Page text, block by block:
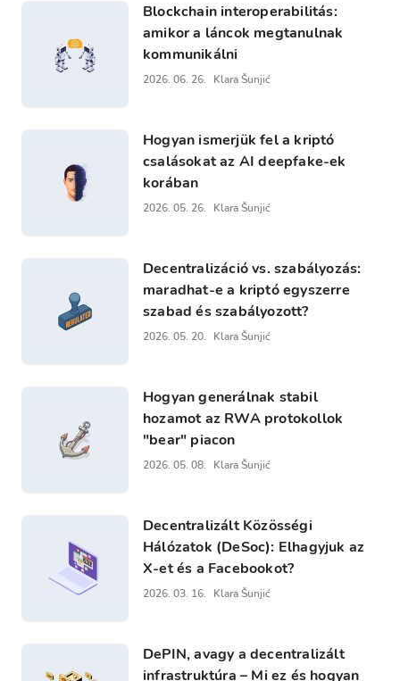
Blockchain interoperabilitás:
amikor a láncok megtanulnak
kommunikálni
2026. 06. 26. Klara Šunjić
Hogyan ismerjük fel a kriptó
csalásokat az AI deepfake-ek
korában
2026. 05. 26. Klara Šunjić
Decentralizáció vs. szabályozás:
maradhat-e a kriptó egyszerre
szabad és szabályozott?
2026. 05. 20. Klara Šunjić
Hogyan generálnak stabil
hozamot az RWA protokollok
"bear" piacon
2026. 05. 08. Klara Šunjić
Decentralizált Közösségi
Hálózatok (DeSoc): Elhagyjuk az
X-et és a Facebookot?
2026. 03. 16. Klara Šunjić
DePIN, avagy a decentralizált
infrastruktúra – Mi ez és hogyan